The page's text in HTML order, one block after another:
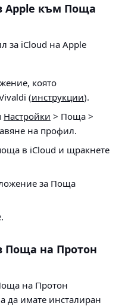
Apple към Поща
за iCloud на Apple
която
(инструкции).
Настройки > Поща >
на профил.
в iCloud и щракнете
за Поща
.
Поща на Протон
на Протон
да имате инсталиран